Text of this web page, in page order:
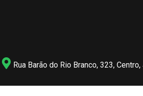
Rua Barão do Rio Branco, 323,